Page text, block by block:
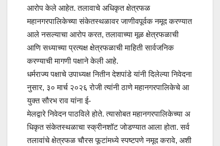
आरोप केले आहेत. तलावाचे अधिकृत क्षेत्रफळ
महानगरपालिकेच्या संकेतस्थळावर जाणीवपूर्वक नमूद करण्यात
आले नसल्याचा आरोप करत, तलावाच्या मूळ क्षेत्रफळाची
आणि सध्याच्या प्रत्यक्ष क्षेत्रफळाची माहिती सार्वजनिक
करण्याची मागणी पक्षाने केली आहे.
धर्मराज्य पक्षाचे उपाध्यक्ष नितीन देशपांडे यांनी दिलेल्या निवेदना
नुसार, ३० मार्च २०२६ रोजी त्यांनी ठाणे महानगरपालिकेचे आ
युक्त सौरभ राव यांना ई-
मेलद्वारे निवेदन पाठविले होते. त्यासोबत महानगरपालिकेच्या अ
धिकृत संकेतस्थळाचा स्क्रीनशॉट जोडण्यात आला होता. सर्व
तलावांचे क्षेत्रफळ चौरस फूटांमध्ये स्पष्टपणे नमूद करावे, अशी